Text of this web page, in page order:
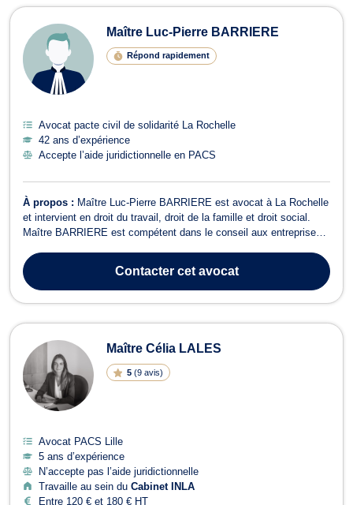
Maître Luc-Pierre BARRIERE
Répond rapidement
Avocat pacte civil de solidarité La Rochelle
42 ans d’expérience
Accepte l’aide juridictionnelle en PACS
À propos : Maître Luc-Pierre BARRIERE est avocat à La Rochelle
et intervient en droit du travail, droit de la famille et droit social.
Maître BARRIERE est compétent dans le conseil aux entreprises
assistera devant les juridictions prud'homales et de sécurité
sociale. De ...
Contactercet avocat
Maître Célia LALES
5 (9 avis)
Avocat PACS Lille
5 ans d’expérience
N’accepte pas l’aide juridictionnelle
Travaille au sein du Cabinet INLA
Entre 120 € et 180 € HT